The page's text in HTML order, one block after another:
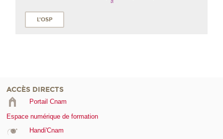
L'OSP
ACCÈS DIRECTS
Portail Cnam
Espace numérique de formation
Handi'Cnam